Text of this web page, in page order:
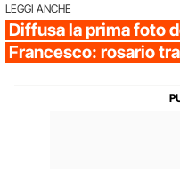
LEGGI ANCHE
Diffusa la prima foto
Francesco: rosario